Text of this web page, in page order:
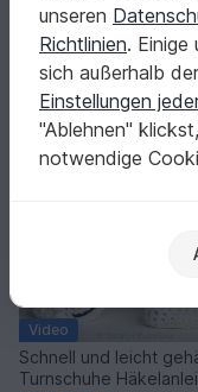
Kontakt |
Video
Schnell und leicht
Turnschuhe
unseren
Richtlinien. Einige
sich außerhalb
Einstellungen
"Ablehnen"
notwendige